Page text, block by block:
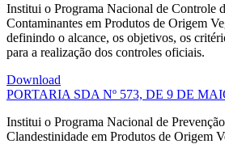
Institui o Programa Nacional de Controle
Contaminantes em Produtos de Origem
definindo o alcance, os objetivos, os
para a realização dos controles oficiais.
Download
PORTARIA SDA Nº 573, DE 9 DE
Institui o Programa Nacional de
Clandestinidade em Produtos de Origem